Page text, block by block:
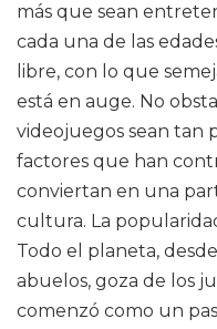
más que sean
cada una de las
libre, con lo que
está en auge. No
videojuegos sean tan
factores que han
conviertan en una
cultura. La
Todo el planeta,
abuelos, goza de los
comenzó como un